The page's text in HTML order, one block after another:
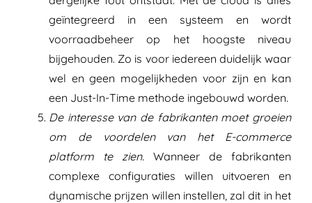
geïntegreerd in een systeem en wordt
voorraadbeheer op het hoogste niveau
bijgehouden. Zo is voor iedereen duidelijk waar
wel en geen mogelijkheden voor zijn en kan
een Just-In-Time methode ingebouwd worden.
De interesse van de fabrikanten moet groeien
om de voordelen van het E-commerce
platform te zien.Wanneer de fabrikanten
complexe configuraties willen uitvoeren en
dynamische prijzen willen instellen, zal dit in het